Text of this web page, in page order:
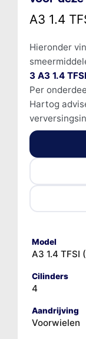
A3 1.4
Hieronder
3 A3 1.4
Per
Hartog
Model
A3 1.4 TFSI
Cilinders
4
Aandrijving
Voorwielen